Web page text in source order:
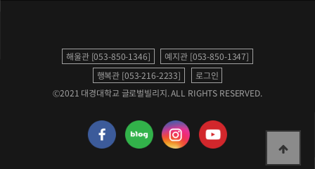
해울관 [053-850-1346]
예지관 [053-850-1347]
행복관 [053-216-2233]
로그인
©2021 대경대학교 글로벌빌리지. ALL RIGHTS RESERVED.